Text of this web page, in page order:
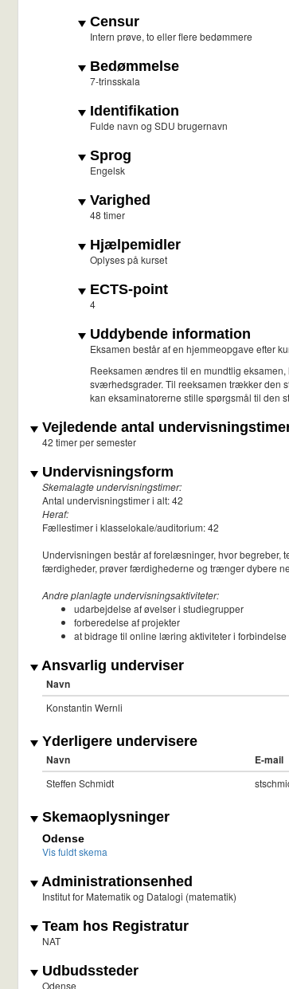
Censur
Intern prøve, to eller flere bedømmere
Bedømmelse
7-trinsskala
Identifikation
Fulde navn og SDU brugernavn
Sprog
Engelsk
Varighed
48 timer
Hjælpemidler
Oplyses på kurset
ECTS-point
4
Uddybende information
Eksamen består af en hjemmeopgave efter
Reeksamen ændres til en mundtlig
sværhedsgrader. Til reeksamen trækker den
kan eksaminatorerne stille spørgsmål til den
Vejledende antal
42 timer per semester
Undervisningsform
Skemalagte undervisningstimer:
Antal undervisningstimer i alt: 42
Heraf:
Fællestimer i klasselokale/auditorium: 42
Undervisningen består af forelæsninger, hvor begreber,
færdigheder, prøver færdighederne og trænger dybere
Andre planlagte undervisningsaktiviteter:
udarbejdelse af øvelser i studiegrupper
forberedelse af projekter
at bidrage til online læring aktiviteter i forbindelse
Ansvarlig underviser
Navn
Konstantin Wernli
Yderligere undervisere
Navn E-mail
Steffen Schmidt
Skemaoplysninger
Odense
Vis fuldt skema
Administrationsenhed
Institut for Matematik og Datalogi (matematik)
Team hos Registratur
NAT
Udbudssteder
Odense